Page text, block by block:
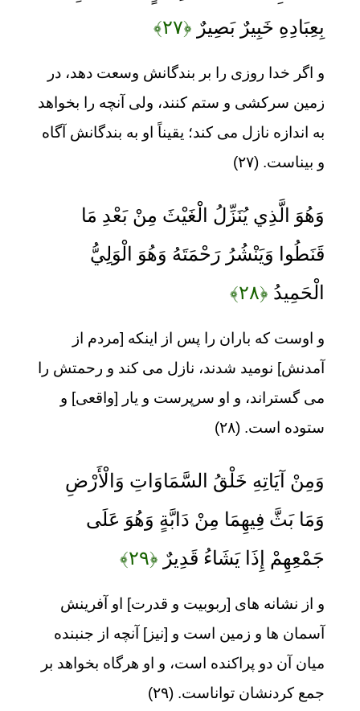
بِعِبَادِهِ خَبِيرٌ بَصِيرٌ ﴿۲۷﴾
و اگر خدا روزی را بر بندگانش وسعت دهد، در
زمین سرکشی و ستم کنند، ولی آنچه را بخواهد
به اندازه نازل می کند؛ یقیناً او به بندگانش آگاه
و بیناست. (۲۷)
وَهُوَ الَّذِي يُنَزِّلُ الْغَيْثَ مِنْ بَعْدِ مَا
قَنَطُوا وَيَنْشُرُ رَحْمَتَهُ وَهُوَ الْوَلِيُّ
الْحَمِيدُ ﴿۲۸﴾
و اوست که باران را پس از اینکه [مردم از
آمدنش] نومید شدند، نازل می کند و رحمتش را
می گستراند، و او سرپرست و یار [واقعی] و
ستوده است. (۲۸)
وَمِنْ آيَاتِهِ خَلْقُ السَّمَاوَاتِ وَالْأَرْضِ
وَمَا بَثَّ فِيهِمَا مِنْ دَابَّةٍ وَهُوَ عَلَى
جَمْعِهِمْ إِذَا يَشَاءُ قَدِيرٌ ﴿۲۹﴾
و از نشانه های [ربوبیت و قدرت] او آفرینش
آسمان ها و زمین است و [نیز] آنچه از جنبنده
میان آن دو پراکنده است، و او هرگاه بخواهد بر
جمع کردنشان تواناست. (۲۹)